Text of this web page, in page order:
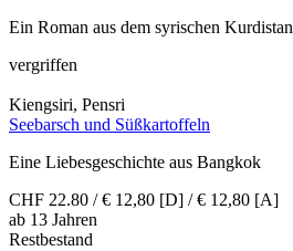
Ein Roman aus dem syrischen Kurdistan
vergriffen
Kiengsiri, Pensri
Seebarsch und Süßkartoffeln
Eine Liebesgeschichte aus Bangkok
CHF 22.80 / € 12,80 [D] / € 12,80 [A]
ab 13 Jahren
Restbestand